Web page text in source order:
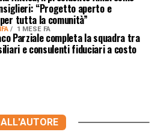
“Progetto aperto e
tutta la comunità”
1 MESE FA
Parziale completa la squadra tra
e consulenti fiduciari a costo